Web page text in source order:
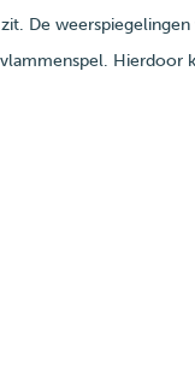
De
Hierdoor